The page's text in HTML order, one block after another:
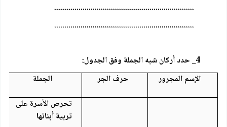
.....................................................................
.....................................................................
الإسم المجرور
حرف الجر
الجملة
تحرص الأسرة على
تربية أبنائها